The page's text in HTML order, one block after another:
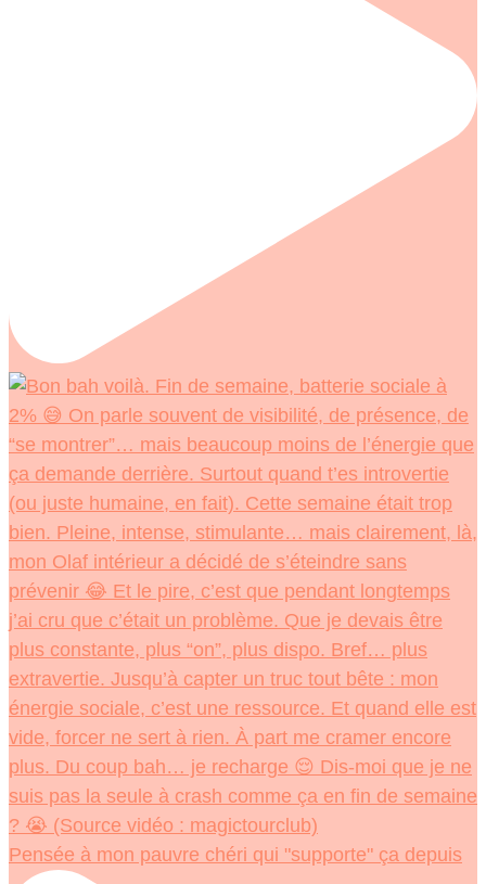
Pensée à mon pauvre chéri qui "supporte" ça depuis